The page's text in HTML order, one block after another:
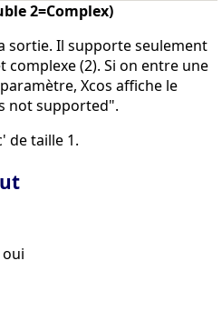
2=Complex)
sortie. Il supporte seulement
complexe (2). Si on entre une
Xcos affiche le
not supported".
de taille 1.
oui